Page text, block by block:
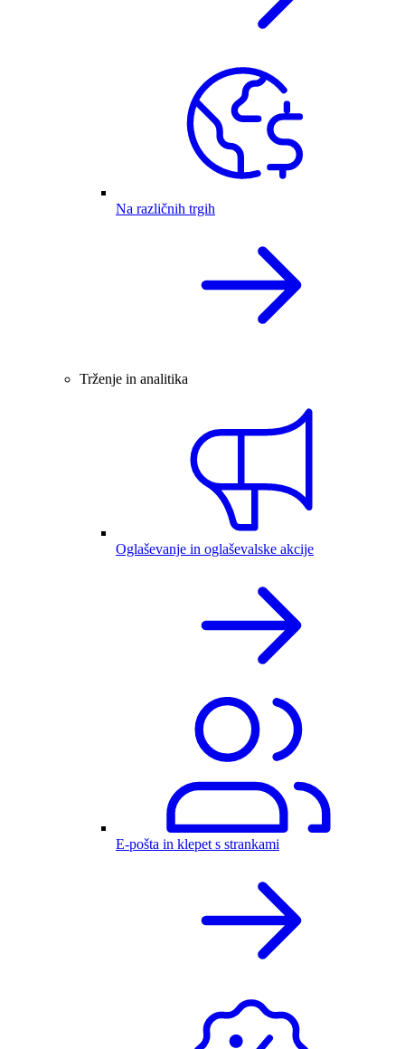
Na različnih trgih
Trženje in analitika
Oglaševanje in oglaševalske akcije
E-pošta in klepet s strankami